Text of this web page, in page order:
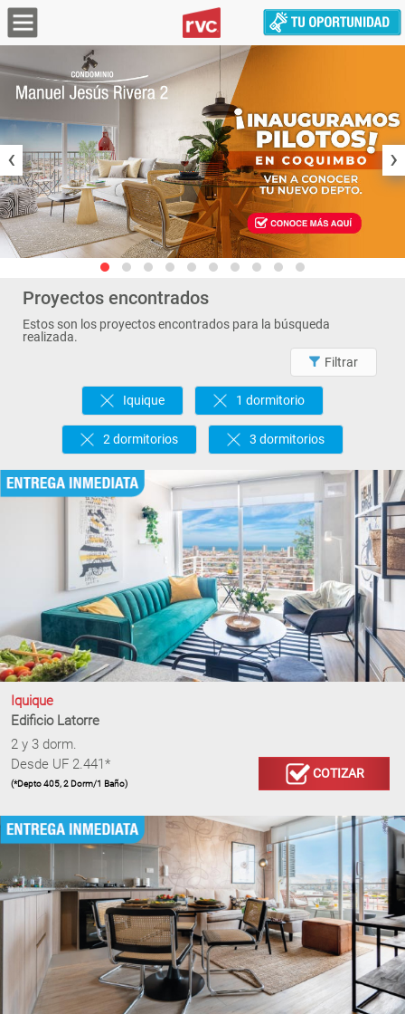
‹ ›
Proyectos encontrados
Estos son los proyectos encontrados para la búsqueda
realizada.
Filtrar
Iquique 1 dormitorio
2 dormitorios 3 dormitorios
Iquique
Edificio Latorre
2 y 3 dorm.
Desde UF 2.441*
(*Depto 405, 2 Dorm/1 Baño)
COTIZAR